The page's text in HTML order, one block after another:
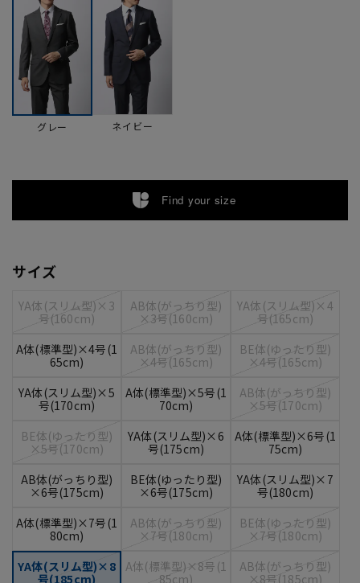
グレー ネイビー
Find your size
サイズ
YA体(スリム型)×3
号(160cm)
AB体(がっちり型)
×3号(160cm)
YA体(スリム型)×4
号(165cm)
A体(標準型)×4号(1
65cm)
AB体(がっちり型)
×4号(165cm)
BE体(ゆったり型)
×4号(165cm)
YA体(スリム型)×5
号(170cm)
A体(標準型)×5号(1
70cm)
AB体(がっちり型)
×5号(170cm)
BE体(ゆったり型)
×5号(170cm)
YA体(スリム型)×6
号(175cm)
A体(標準型)×6号(1
75cm)
AB体(がっちり型)
×6号(175cm)
BE体(ゆったり型)
×6号(175cm)
YA体(スリム型)×7
号(180cm)
A体(標準型)×7号(1
80cm)
AB体(がっちり型)
×7号(180cm)
BE体(ゆったり型)
×7号(180cm)
YA体(スリム型)×8
号(185cm)
A体(標準型)×8号(1
85cm)
AB体(がっちり型)
×8号(185cm)